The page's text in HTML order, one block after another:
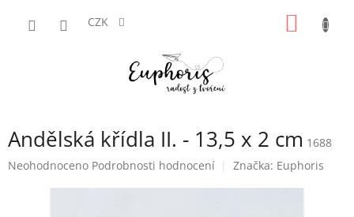
CZK
Andělská křídla II. - 13,5 x 2 cm 1688
Průměrné
Neohodnoceno Podrobnosti hodnocení Značka: Euphoris